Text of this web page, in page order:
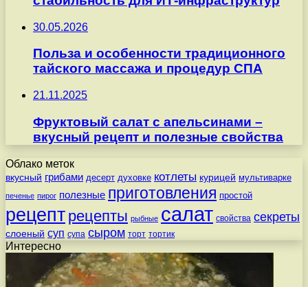
30.05.2026
Польза и особенности традиционного
тайского массажа и процедур СПА
21.11.2025
Фруктовый салат с апельсинами –
вкусный рецепт и полезные свойства
Облако меток
вкусный грибами десерт духовке котлеты курицей мультиварке
печенье пирог полезные приготовления простой
рецепт рецепты рыбные салат свойства секреты
слоеный суп супа сыром торт тортик
Интересно